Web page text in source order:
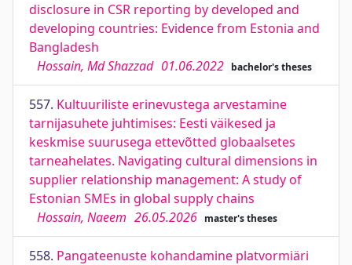
disclosure in CSR reporting by developed and
developing countries: Evidence from Estonia and
Bangladesh
Hossain, Md Shazzad 01.06.2022 bachelor's theses
557. Kultuuriliste erinevustega arvestamine
tarnijasuhete juhtimises: Eesti väikesed ja
keskmise suurusega ettevõtted globaalsetes
tarneahelates. Navigating cultural dimensions in
supplier relationship management: A study of
Estonian SMEs in global supply chains
Hossain, Naeem 26.05.2026 master's theses
558. Pangateenuste kohandamine platvormiäri